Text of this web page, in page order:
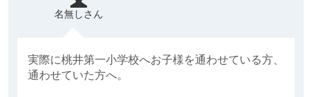
名無しさん
実際に桃井第一小学校へお子様を通わせている方、
通わせていた方へ。